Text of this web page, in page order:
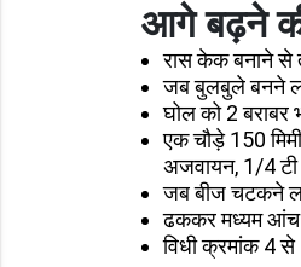
आगे बढ़ने
रास केक बनाने से
जब बुलबुले बनने
घोल को 2
एक चौड़े 150
अजवायन, 1/4 टी
जब बीज चटकने
ढककर मध्यम आंच
विधी क्रमांक 4